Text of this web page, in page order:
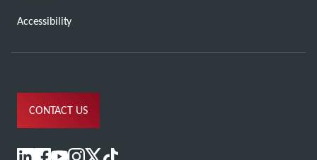
Accessibility
CONTACT US